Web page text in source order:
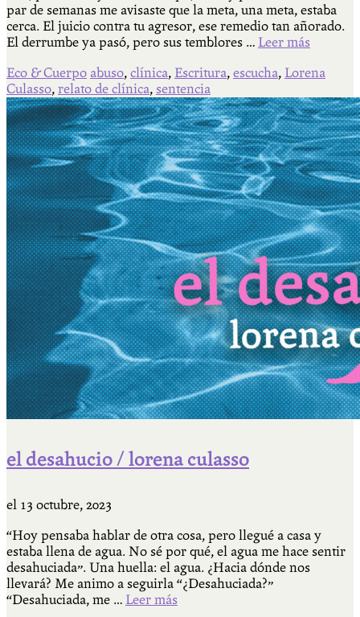
par de semanas me avisaste que la meta, una meta, estaba
cerca. El juicio contra tu agresor, ese remedio tan añorado.
El derrumbe ya pasó, pero sus temblores … Leer más
Eco & Cuerpo abuso, clínica, Escritura, escucha, Lorena
Culasso, relato de clínica, sentencia
el desahucio / lorena culasso
el 13 octubre, 2023
“Hoy pensaba hablar de otra cosa, pero llegué a casa y
estaba llena de agua. No sé por qué, el agua me hace sentir
desahuciada”. Una huella: el agua. ¿Hacia dónde nos
llevará? Me animo a seguirla “¿Desahuciada?”
“Desahuciada, me … Leer más